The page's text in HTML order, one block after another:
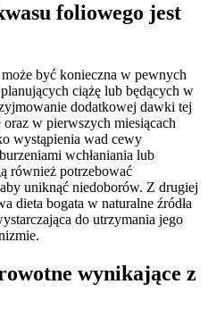
foliowego jest
być konieczna w pewnych
ciążę lub będących w
dodatkowej dawki tej
w pierwszych miesiącach
wystąpienia wad cewy
wchłaniania lub
również potrzebować
uniknąć niedoborów. Z drugiej
dieta bogata w naturalne źródła
do utrzymania jego
wynikające z